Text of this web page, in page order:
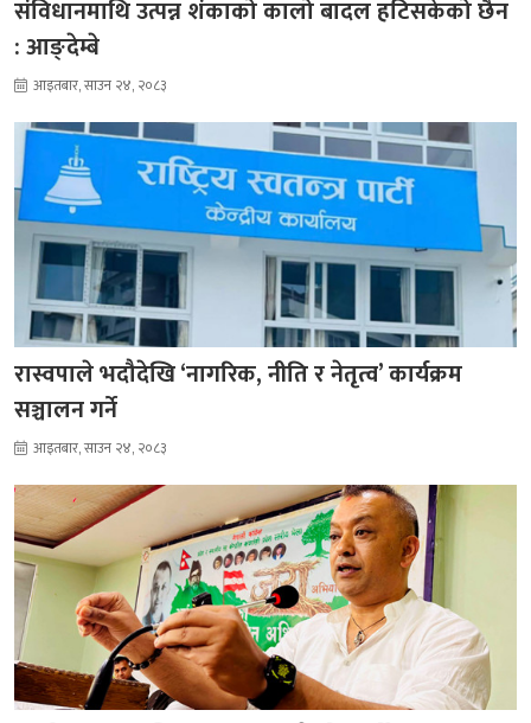
संविधानमाथि उत्पन्न शंकाको कालो बादल हटिसकेको छैन
: आङ्देम्बे
आइतबार, साउन २४, २०८३
रास्वपाले भदौदेखि ‘नागरिक, नीति र नेतृत्व’ कार्यक्रम
सञ्चालन गर्ने
आइतबार, साउन २४, २०८३